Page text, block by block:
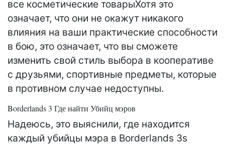
все косметические товарыХотя это
означает, что они не окажут никакого
влияния на ваши практические способности
в бою, это означает, что вы сможете
изменить свой стиль выбора в кооперативе
с друзьями, спортивные предметы, которые
в противном случае недоступны.
Borderlands 3 Где найти Убийц мэров
Надеюсь, это выяснили, где находится
каждый убийцы мэра в Borderlands 3s